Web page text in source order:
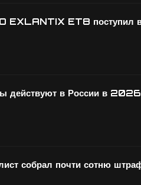
EXLANTIX ET8 поступил
действуют в России в
собрал почти сотню